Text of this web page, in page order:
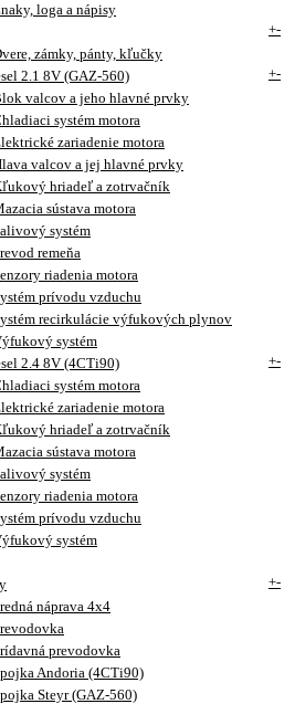
loga a nápisy
+-
zámky, pánty, kľučky
2.1 8V (GAZ-560)
+-
valcov a jeho hlavné prvky
systém motora
zariadenie motora
valcov a jej hlavné prvky
hriadeľ a zotrvačník
sústava motora
systém
remeňa
riadenia motora
prívodu vzduchu
recirkulácie výfukových plynov
systém
2.4 8V (4CTi90)
+-
systém motora
zariadenie motora
hriadeľ a zotrvačník
sústava motora
systém
riadenia motora
prívodu vzduchu
systém
+-
náprava 4x4
prevodovka
Andoria (4CTi90)
Steyr (GAZ-560)